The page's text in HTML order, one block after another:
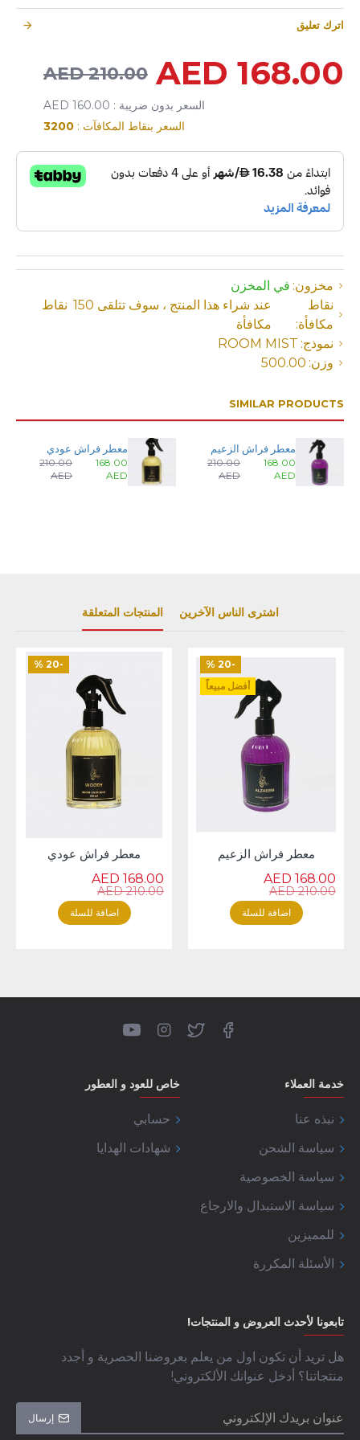
اترك تعليق
مخزون: في المخزن
نقاط
مكافأة:
عند شراء هذا المنتج ، سوف تتلقى 150 نقاط
مكافأة
نموذج: ROOM MIST
وزن: 500.00
168.00 AED
210.00 AED
السعر بدون ضريبة : 160.00 AED
السعر بنقاط المكافآت : 3200
SIMILAR PRODUCTS
معطر فراش الزعيم
168.00
AED
210.00
AED
معطر فراش عودي
168.00
AED
210.00
AED
اشترى الناس الآخرين المنتجات المتعلقة
أفضل مبيعاً
-20 %
معطر فراش الزعيم
168.00 AED
210.00 AED
اضافة للسلة
-20 %
معطر فراش عودي
168.00 AED
210.00 AED
اضافة للسلة
خدمة العملاء
نبذه عنا
سياسة الشحن
سياسة الخصوصية
سياسة الاستبدال والارجاع
للمميزين
الأسئلة المكررة
خاص للعود و العطور
حسابي
شهادات الهدايا
تابعونا لأحدث العروض و المنتجات!
هل تريد أن تكون اول من يعلم بعروضنا الحصرية و أجدد
منتجاتنا؟ أدخل عنوانك الألكتروني!
إرسال